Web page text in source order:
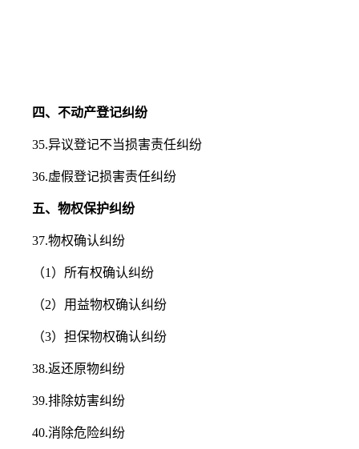
四、不动产登记纠纷
35.异议登记不当损害责任纠纷
36.虚假登记损害责任纠纷
五、物权保护纠纷
37.物权确认纠纷
（1）所有权确认纠纷
（2）用益物权确认纠纷
（3）担保物权确认纠纷
38.返还原物纠纷
39.排除妨害纠纷
40.消除危险纠纷